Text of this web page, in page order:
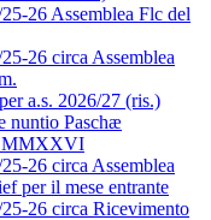
26 Assemblea Flc del
26 circa Assemblea
a.s. 2026/27 (ris.)
nuntio Paschæ
MMXXVI
26 circa Assemblea
per il mese entrante
26 circa Ricevimento